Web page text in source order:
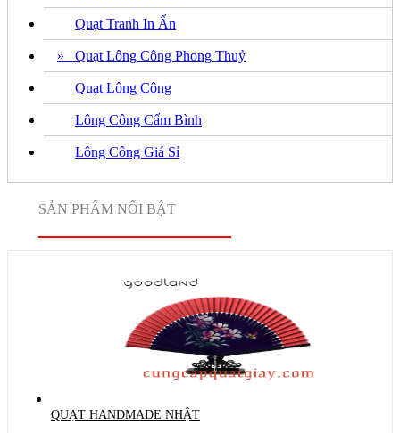
Quạt Tranh In Ấn
» Quạt Lông Công Phong Thuỷ
Quạt Lông Công
Lông Công Cấm Bình
Lông Công Giá Sỉ
SẢN PHẨM NỔI BẬT
QUẠT HANDMADE NHẬT